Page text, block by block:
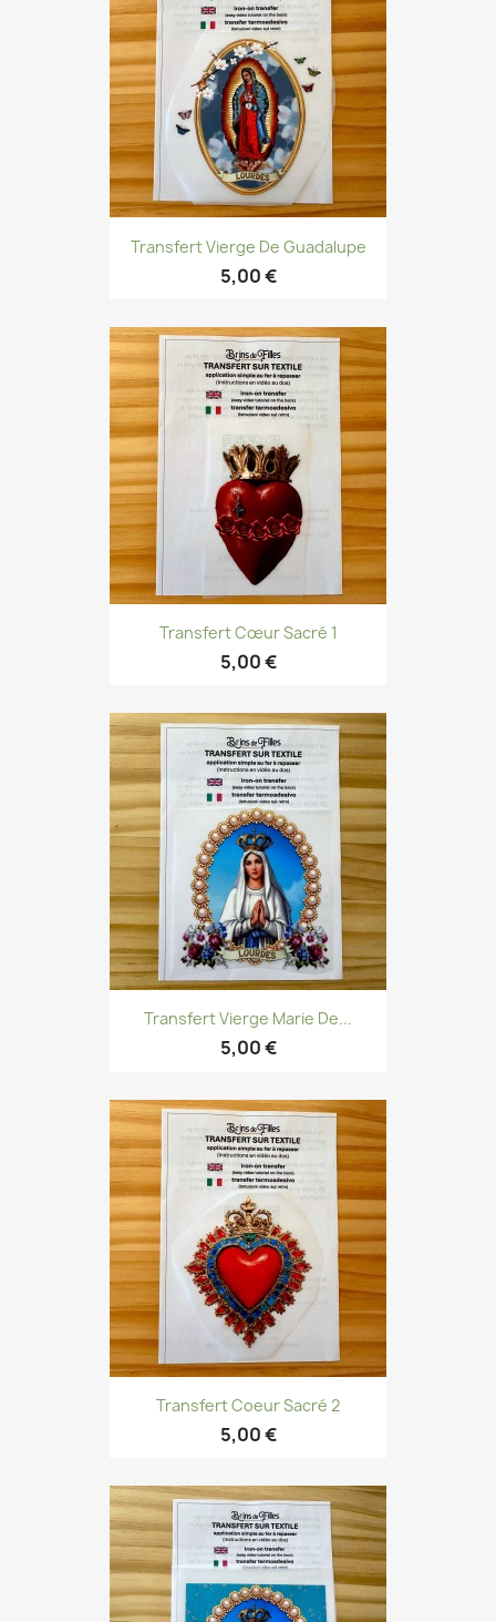
Transfert Vierge De Guadalupe
5,00 €
Transfert Cœur Sacré 1
5,00 €
Transfert Vierge Marie De...
5,00 €
Transfert Coeur Sacré 2
5,00 €